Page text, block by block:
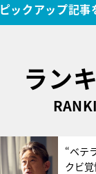
ピックアップ記事
ラン
“ベテ
クビ